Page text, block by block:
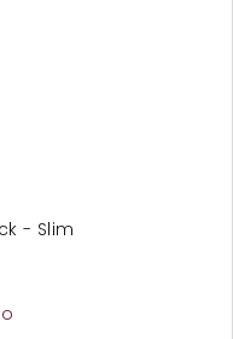
- Slim